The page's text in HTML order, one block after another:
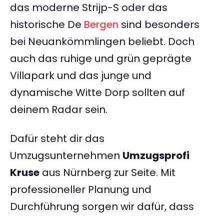
das moderne Strijp-S oder das
historische De Bergen sind besonders
bei Neuankömmlingen beliebt. Doch
auch das ruhige und grün geprägte
Villapark und das junge und
dynamische Witte Dorp sollten auf
deinem Radar sein.
Dafür steht dir das
Umzugsunternehmen Umzugsprofi
Kruse aus Nürnberg zur Seite. Mit
professioneller Planung und
Durchführung sorgen wir dafür, dass